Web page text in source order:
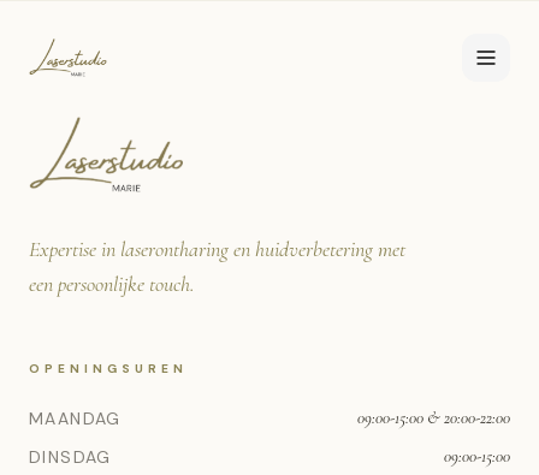
Expertise in laserontharing en huidverbetering met
een persoonlijke touch.
OPENINGSUREN
MAANDAG 09:00-15:00 & 20:00-22:00
DINSDAG 09:00-15:00